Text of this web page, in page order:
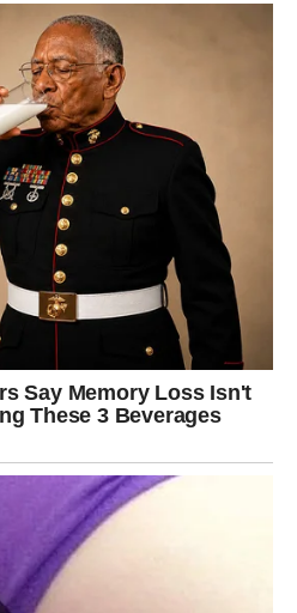
iznenađeni kada shvate da
stabilnija nego što su
jeste da ovaj novac može
počne da razmišlja kako da
trud i hrabrost
ambiciji i želji za uspehom.
u posao i karijeru, ali
dolaze sporije nego što
preokret. Moguća je
ili projekat koji donosi
mogu dobiti i nagradu ili
pokazali.